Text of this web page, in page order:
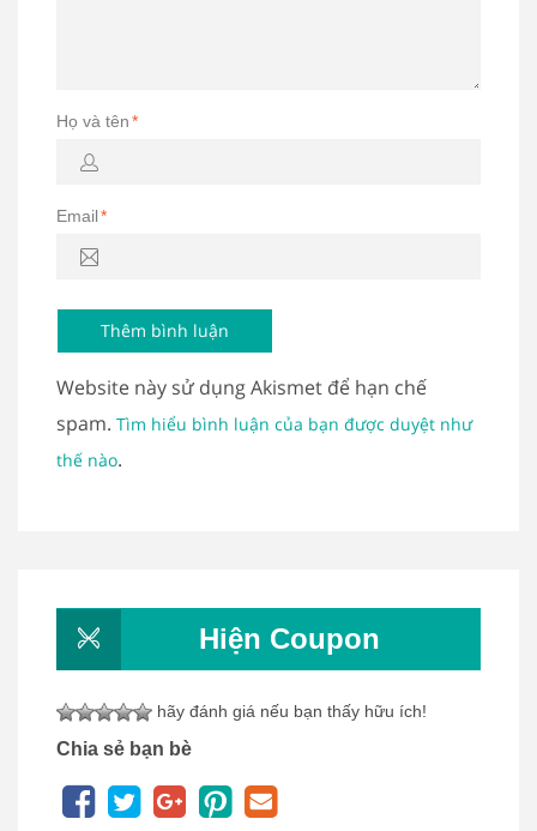
Họ và tên*
Email*
Website này sử dụng Akismet để hạn chế
spam. Tìm hiểu bình luận của bạn được duyệt như
thế nào.
Hiện Coupon
hãy đánh giá nếu bạn thấy hữu ích!
Chia sẻ bạn bè